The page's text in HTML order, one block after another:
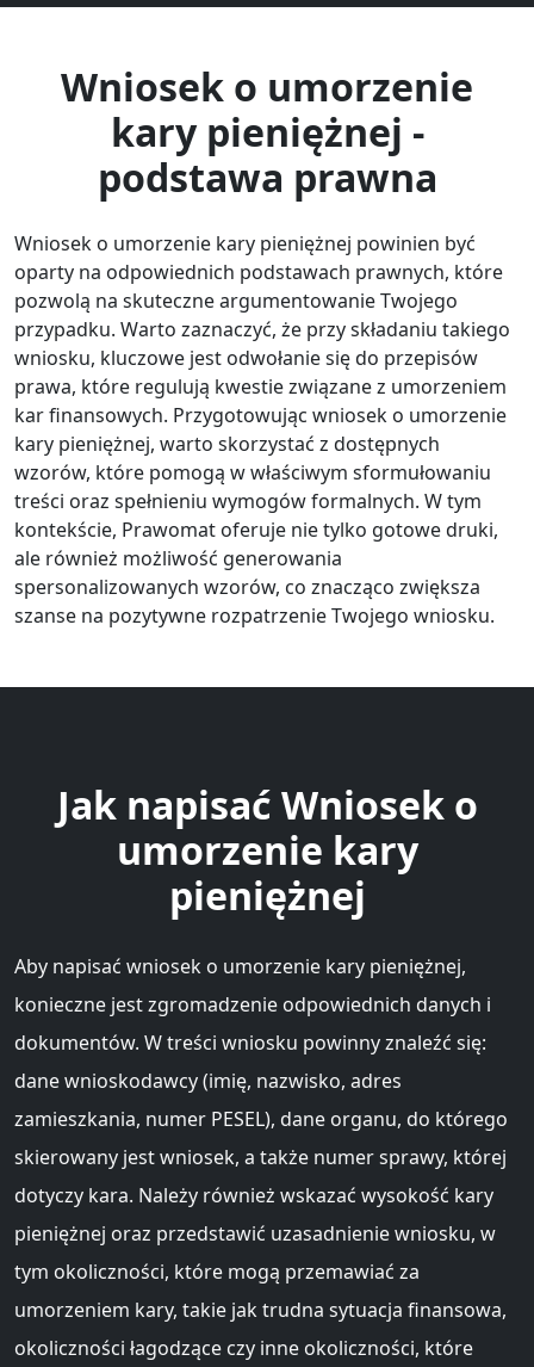
Wniosek o umorzenie
kary pieniężnej -
podstawa prawna
Wniosek o umorzenie kary pieniężnej powinien być
oparty na odpowiednich podstawach prawnych, które
pozwolą na skuteczne argumentowanie Twojego
przypadku. Warto zaznaczyć, że przy składaniu takiego
wniosku, kluczowe jest odwołanie się do przepisów
prawa, które regulują kwestie związane z umorzeniem
kar finansowych. Przygotowując wniosek o umorzenie
kary pieniężnej, warto skorzystać z dostępnych
wzorów, które pomogą w właściwym sformułowaniu
treści oraz spełnieniu wymogów formalnych. W tym
kontekście, Prawomat oferuje nie tylko gotowe druki,
ale również możliwość generowania
spersonalizowanych wzorów, co znacząco zwiększa
szanse na pozytywne rozpatrzenie Twojego wniosku.
Jak napisać Wniosek o
umorzenie kary
pieniężnej
Aby napisać wniosek o umorzenie kary pieniężnej,
konieczne jest zgromadzenie odpowiednich danych i
dokumentów. W treści wniosku powinny znaleźć się:
dane wnioskodawcy (imię, nazwisko, adres
zamieszkania, numer PESEL), dane organu, do którego
skierowany jest wniosek, a także numer sprawy, której
dotyczy kara. Należy również wskazać wysokość kary
pieniężnej oraz przedstawić uzasadnienie wniosku, w
tym okoliczności, które mogą przemawiać za
umorzeniem kary, takie jak trudna sytuacja finansowa,
okoliczności łagodzące czy inne okoliczności, które